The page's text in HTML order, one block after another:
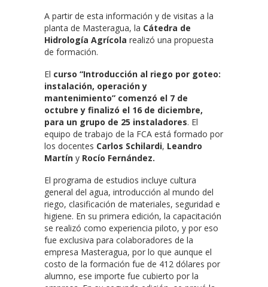
A partir de esta información y de visitas a la
planta de Masteragua, la Cátedra de
Hidrología Agrícola realizó una propuesta
de formación.
El curso “Introducción al riego por goteo:
instalación, operación y
mantenimiento” comenzó el 7 de
octubre y finalizó el 16 de diciembre,
para un grupo de 25 instaladores. El
equipo de trabajo de la FCA está formado por
los docentes Carlos Schilardi, Leandro
Martín y Rocío Fernández.
El programa de estudios incluye cultura
general del agua, introducción al mundo del
riego, clasificación de materiales, seguridad e
higiene. En su primera edición, la capacitación
se realizó como experiencia piloto, y por eso
fue exclusiva para colaboradores de la
empresa Masteragua, por lo que aunque el
costo de la formación fue de 412 dólares por
alumno, ese importe fue cubierto por la